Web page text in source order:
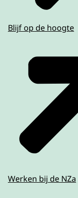
Blijf op de hoogte
Werken bij de NZa